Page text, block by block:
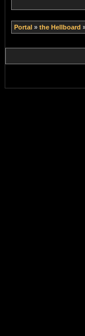
Portal » the Hellboard